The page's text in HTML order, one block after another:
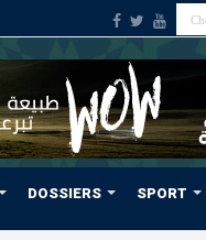
DOSSIERS SPORT